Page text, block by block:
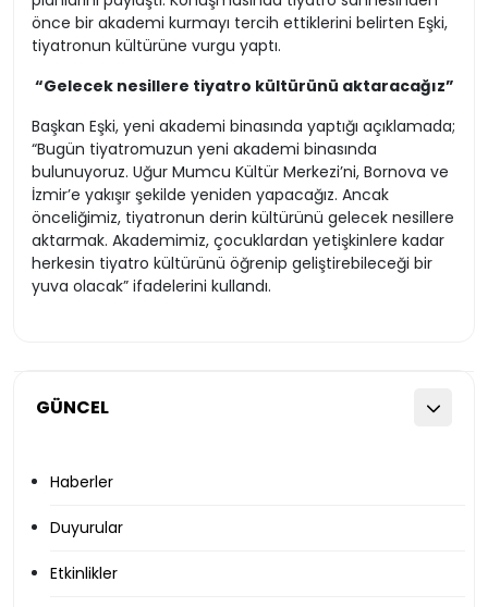
GÜNCEL
Haberler
Duyurular
Etkinlikler
önce bir akademi kurmayı tercih ettiklerini belirten Eşki,
tiyatronun kültürüne vurgu yaptı.
“Gelecek nesillere tiyatro kültürünü aktaracağız”
Başkan Eşki, yeni akademi binasında yaptığı açıklamada;
“Bugün tiyatromuzun yeni akademi binasında
bulunuyoruz. Uğur Mumcu Kültür Merkezi’ni, Bornova ve
İzmir’e yakışır şekilde yeniden yapacağız. Ancak
önceliğimiz, tiyatronun derin kültürünü gelecek nesillere
aktarmak. Akademimiz, çocuklardan yetişkinlere kadar
herkesin tiyatro kültürünü öğrenip geliştirebileceği bir
yuva olacak” ifadelerini kullandı.